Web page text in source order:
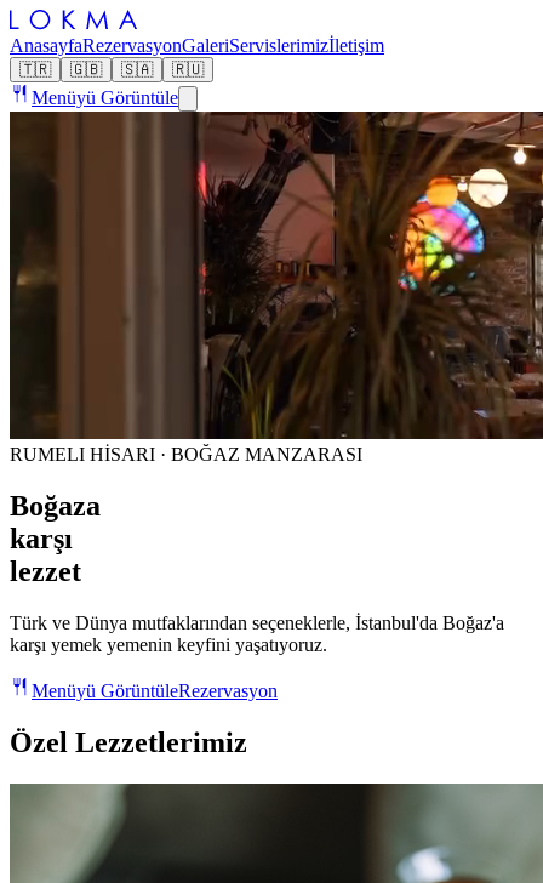
AnasayfaRezervasyonGaleriServislerimizİletişim
🇹🇷 🇬🇧 🇸🇦 🇷🇺
Menüyü Görüntüle
RUMELI HİSARI · BOĞAZ MANZARASI
Boğaza
karşı
lezzet
Türk ve Dünya mutfaklarından seçeneklerle, İstanbul'da Boğaz'a
karşı yemek yemenin keyfini yaşatıyoruz.
Menüyü GörüntüleRezervasyon
Özel Lezzetlerimiz